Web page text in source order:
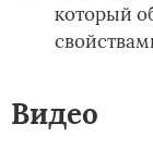
который
Видео